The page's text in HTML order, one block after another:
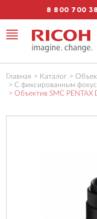
8 800 700
Главная Каталог
С фиксированным
Объектив SMC PENTAX